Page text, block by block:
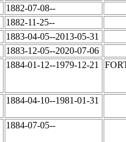
1882-07-08--
1882-11-25--
1883-04-05--2013-05-31
1883-12-05--2020-07-06
1884-01-12--1979-12-21
1884-04-10--1981-01-31
1884-07-05--